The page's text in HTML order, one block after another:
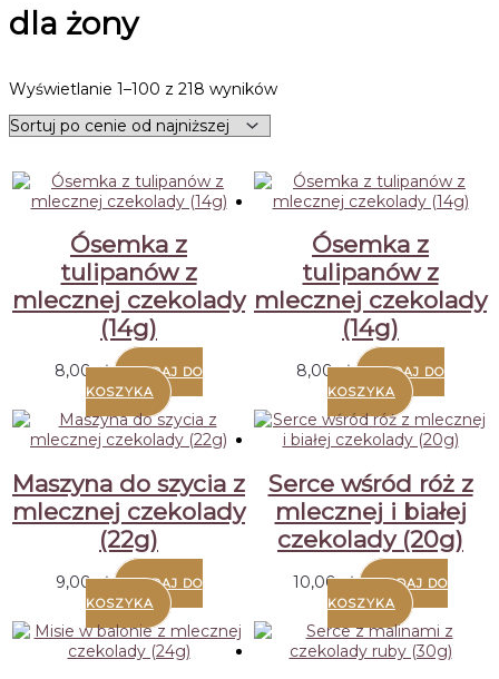
dla żony
Wyświetlanie 1–100 z 218 wynikówPosortowane
niskiej
do
wysokiej
Ósemka z
tulipanów z
mlecznej czekolady
(14g)
8,00zł
DODAJ DO
KOSZYKA
Ósemka z
tulipanów z
mlecznej czekolady
(14g)
8,00zł
DODAJ DO
KOSZYKA
Maszyna do szycia z
mlecznej czekolady
(22g)
9,00zł
DODAJ DO
KOSZYKA
Serce wśród róż z
mlecznej i białej
czekolady (20g)
10,00zł
DODAJ DO
KOSZYKA